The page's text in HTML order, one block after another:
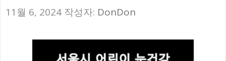
11월 6, 2024 작성자: DonDon